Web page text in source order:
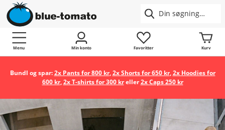
Menu Min konto Favoritter Kurv
Bundl og spar:2x Pants for 800 kr,2x Shorts for 650 kr,2x Hoodies for
600 kr,2x T-shirts for 300 kreller2x Caps 250 kr